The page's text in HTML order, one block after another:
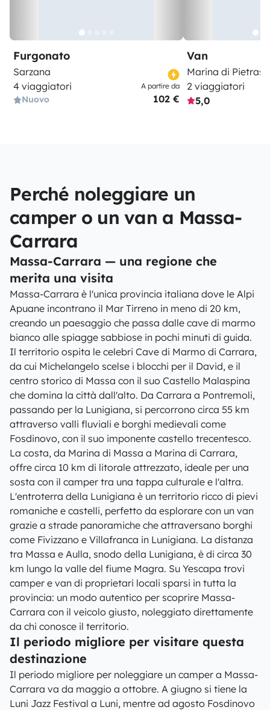
Furgonato
Sarzana
4 viaggiatori
Nuovo
A partire da
102 €
Van
Marina di
2 viaggiatori
5,0
Perché noleggiare un
camper o un van a Massa-
Carrara
Massa-Carrara — una regione che
merita una visita
Massa-Carrara è l'unica provincia italiana dove le Alpi
Apuane incontrano il Mar Tirreno in meno di 20 km,
creando un paesaggio che passa dalle cave di marmo
bianco alle spiagge sabbiose in pochi minuti di guida.
Il territorio ospita le celebri Cave di Marmo di Carrara,
da cui Michelangelo scelse i blocchi per il David, e il
centro storico di Massa con il suo Castello Malaspina
che domina la città dall'alto. Da Carrara a Pontremoli,
passando per la Lunigiana, si percorrono circa 55 km
attraverso valli fluviali e borghi medievali come
Fosdinovo, con il suo imponente castello trecentesco.
La costa, da Marina di Massa a Marina di Carrara,
offre circa 10 km di litorale attrezzato, ideale per una
sosta con il camper tra una tappa culturale e l'altra.
L'entroterra della Lunigiana è un territorio ricco di pievi
romaniche e castelli, perfetto da esplorare con un van
grazie a strade panoramiche che attraversano borghi
come Fivizzano e Villafranca in Lunigiana. La distanza
tra Massa e Aulla, snodo della Lunigiana, è di circa 30
km lungo la valle del fiume Magra. Su Yescapa trovi
camper e van di proprietari locali sparsi in tutta la
provincia: un modo autentico per scoprire Massa-
Carrara con il veicolo giusto, noleggiato direttamente
da chi conosce il territorio.
Il periodo migliore per visitare questa
destinazione
Il periodo migliore per noleggiare un camper a Massa-
Carrara va da maggio a ottobre. A giugno si tiene la
Luni Jazz Festival a Luni, mentre ad agosto Fosdinovo